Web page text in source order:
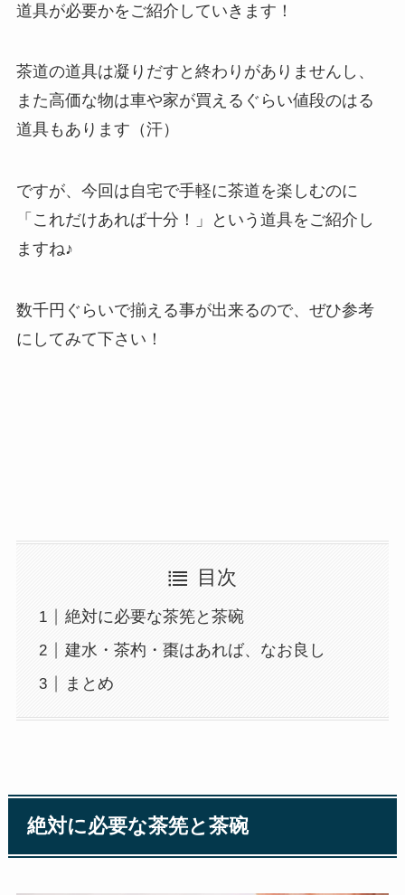
道具が必要かをご紹介していきます！
茶道の道具は凝りだすと終わりがありませんし、
また高価な物は車や家が買えるぐらい値段のはる
道具もあります（汗）
ですが、今回は自宅で手軽に茶道を楽しむのに
「これだけあれば十分！」という道具をご紹介し
ますね♪
数千円ぐらいで揃える事が出来るので、ぜひ参考
にしてみて下さい！
目次
絶対に必要な茶筅と茶碗
建水・茶杓・棗はあれば、なお良し
まとめ
絶対に必要な茶筅と茶碗